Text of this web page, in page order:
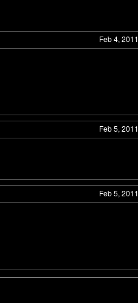
Feb 4, 2011
Feb 5, 2011
Feb 5, 2011